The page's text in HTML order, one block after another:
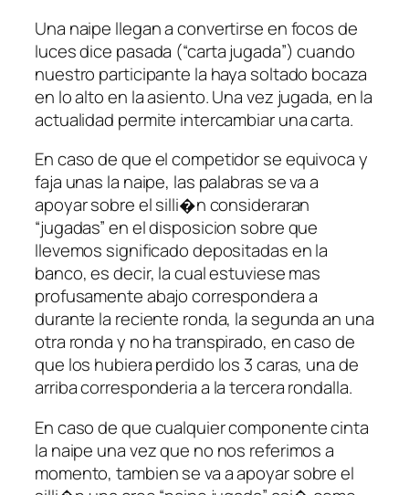
Una naipe llegan a convertirse en focos de
luces dice pasada (“carta jugada”) cuando
nuestro participante la haya soltado bocaza
en lo alto en la asiento. Una vez jugada, en la
actualidad permite intercambiar una carta.
En caso de que el competidor se equivoca y
faja unas la naipe, las palabras se va a
apoyar sobre el silli�n consideraran
“jugadas” en el disposicion sobre que
llevemos significado depositadas en la
banco, es decir, la cual estuviese mas
profusamente abajo correspondera a
durante la reciente ronda, la segunda an una
otra ronda y no ha transpirado, en caso de
que los hubiera perdido los 3 caras, una de
arriba corresponderia a la tercera rondalla.
En caso de que cualquier componente cinta
la naipe una vez que no nos referimos a
momento, tambien se va a apoyar sobre el